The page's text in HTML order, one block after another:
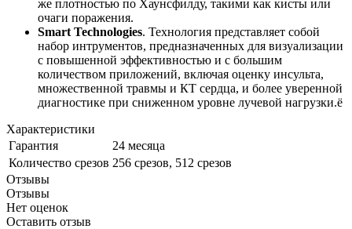
же плотностью по Хаунсфилду, такими как кисты или
очаги поражения.
Smart Technologies. Технология представляет собой
набор интрументов, предназначенных для визуализации
с повышенной эффективностью и с большим
количеством приложений, включая оценку инсульта,
множественной травмы и КТ сердца, и более уверенной
диагностике при сниженном уровне лучевой нагрузки.ё
Характеристики
Гарантия
24 месяца
Количество срезов 256 срезов, 512 срезов
Отзывы
Отзывы
Нет оценок
Оставить отзыв